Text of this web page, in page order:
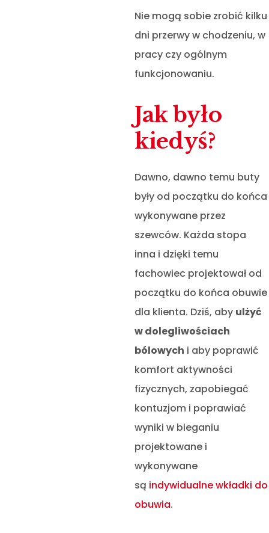
Nie mogą sobie zrobić kilku
dni przerwy w chodzeniu, w
pracy czy ogólnym
funkcjonowaniu.
Jak było
kiedyś?
Dawno, dawno temu buty
były od początku do końca
wykonywane przez
szewców. Każda stopa
inna i dzięki temu
fachowiec projektował od
początku do końca obuwie
dla klienta. Dziś, aby ulżyć
w dolegliwościach
bólowych i aby poprawić
komfort aktywności
fizycznych, zapobiegać
kontuzjom i poprawiać
wyniki w bieganiu
projektowane i
wykonywane
są indywidualne wkładki do
obuwia.